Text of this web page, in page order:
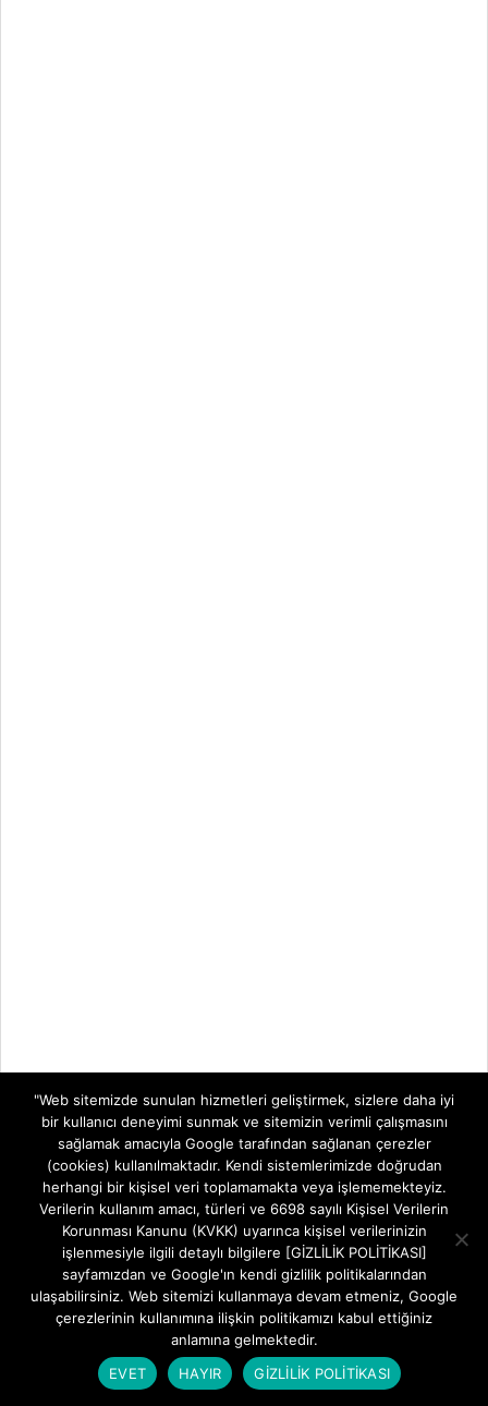
"Web sitemizde sunulan hizmetleri geliştirmek, sizlere daha iyi
bir kullanıcı deneyimi sunmak ve sitemizin verimli çalışmasını
sağlamak amacıyla Google tarafından sağlanan çerezler
(cookies) kullanılmaktadır. Kendi sistemlerimizde doğrudan
herhangi bir kişisel veri toplamamakta veya işlememekteyiz.
Verilerin kullanım amacı, türleri ve 6698 sayılı Kişisel Verilerin
Korunması Kanunu (KVKK) uyarınca kişisel verilerinizin
işlenmesiyle ilgili detaylı bilgilere [GİZLİLİK POLİTİKASI]
sayfamızdan ve Google'ın kendi gizlilik politikalarından
ulaşabilirsiniz. Web sitemizi kullanmaya devam etmeniz, Google
çerezlerinin kullanımına ilişkin politikamızı kabul ettiğiniz
anlamına gelmektedir.
EVET
HAYIR GİZLİLİK POLİTİKASI